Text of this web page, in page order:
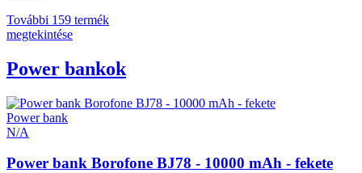
További 159 termék
megtekintése
Power bankok
Power bank
N/A
Power bank Borofone BJ78 - 10000 mAh - fekete